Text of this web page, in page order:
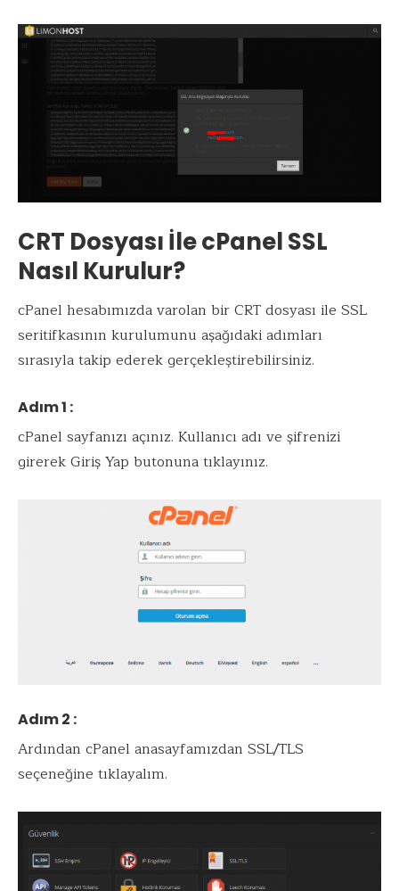
CRT Dosyası İle cPanel SSL
Nasıl Kurulur?
cPanel hesabımızda varolan bir CRT dosyası ile SSL
seritifkasının kurulumunu aşağıdaki adımları
sırasıyla takip ederek gerçekleştirebilirsiniz.
Adım 1 :
cPanel sayfanızı açınız. Kullanıcı adı ve şifrenizi
girerek Giriş Yap butonuna tıklayınız.
Adım 2 :
Ardından cPanel anasayfamızdan SSL/TLS
seçeneğine tıklayalım.